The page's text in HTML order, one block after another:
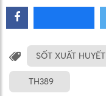
SỐT XUẤT HUYẾT
TH389